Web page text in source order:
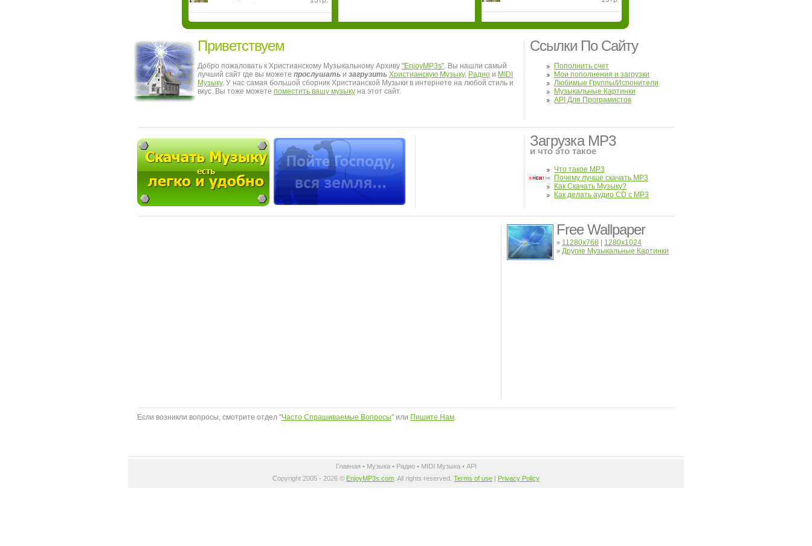
Приветствуем
Добро пожаловать к Христианскому Музыкальному Архиву "EnjoyMP3s". Вы нашли самый
лучший сайт где вы можете прослушать и загрузить Христианскую Музыку, Радио и MIDI
Музыку. У нас самая большой сборник Христианской Музыки в интернете на любой стиль и
вкус. Вы тоже можете поместить вашу музыку на этот сайт.
Ссылки По Сайту
Пополнить счет
Мои пополнения и загрузки
Любимые Группы/Испонители
Музыкальные Картинки
API Для Програмистов
Загрузка MP3
и что это такое
Что такое MP3
Почему лучше скачать MP3
Как Скачать Музыку?
Как делать аудио CD с MP3
Free Wallpaper
» 11280x768 1280x1024
» Другие Музыкальные Картинки
Если возникли вопросы, смотрите отдел "Часто Спрашиваемые Вопросы" или Пишите Нам.
Главная • Музыка• Радио• MIDI Музыка• API
Copyright 2005 - 2026 © EnjoyMP3s.com . All rights reserved. Terms of use | Privacy Policy